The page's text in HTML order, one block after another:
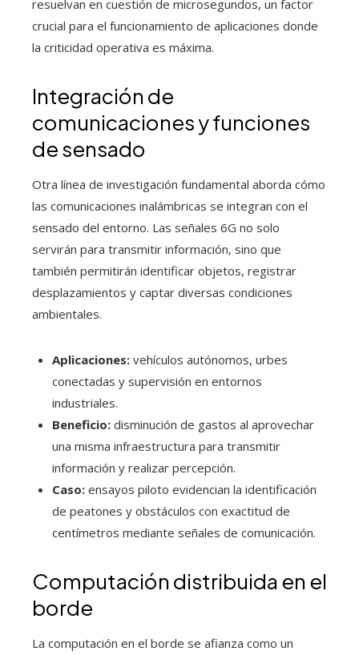
resuelvan en cuestión de microsegundos, un factor
crucial para el funcionamiento de aplicaciones donde
la criticidad operativa es máxima.
Integración de
comunicaciones y funciones
de sensado
Otra línea de investigación fundamental aborda cómo
las comunicaciones inalámbricas se integran con el
sensado del entorno. Las señales 6G no solo
servirán para transmitir información, sino que
también permitirán identificar objetos, registrar
desplazamientos y captar diversas condiciones
ambientales.
Aplicaciones: vehículos autónomos, urbes
conectadas y supervisión en entornos
industriales.
Beneficio: disminución de gastos al aprovechar
una misma infraestructura para transmitir
información y realizar percepción.
Caso: ensayos piloto evidencian la identificación
de peatones y obstáculos con exactitud de
centímetros mediante señales de comunicación.
Computación distribuida en el
borde
La computación en el borde se afianza como un